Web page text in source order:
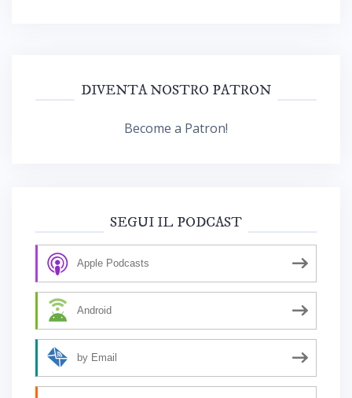
DIVENTA NOSTRO PATRON
Become a Patron!
SEGUI IL PODCAST
Apple Podcasts
Android
by Email